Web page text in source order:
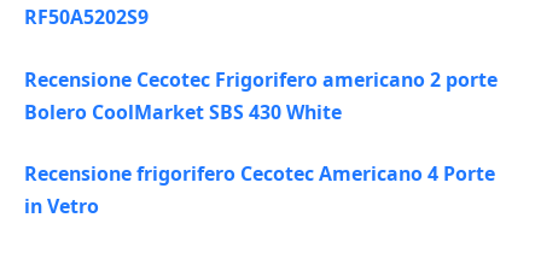
RF50A5202S9
Recensione Cecotec Frigorifero americano 2 porte
Bolero CoolMarket SBS 430 White
Recensione frigorifero Cecotec Americano 4 Porte
in Vetro